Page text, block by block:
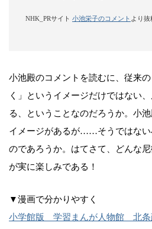
NHK_PRサイト 小池栄子のコメント より抜
小池殿のコメントを読むに、従来
く」というイメージだけではない
る、ということなのだろうか。小
イメージがあるが……そうではない
のであろうか。はてさて、どんな
が実に楽しみである！
▼漫画で分かりやすく
小学館版 学習まんが人物館 北条